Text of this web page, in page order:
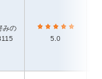
5.0